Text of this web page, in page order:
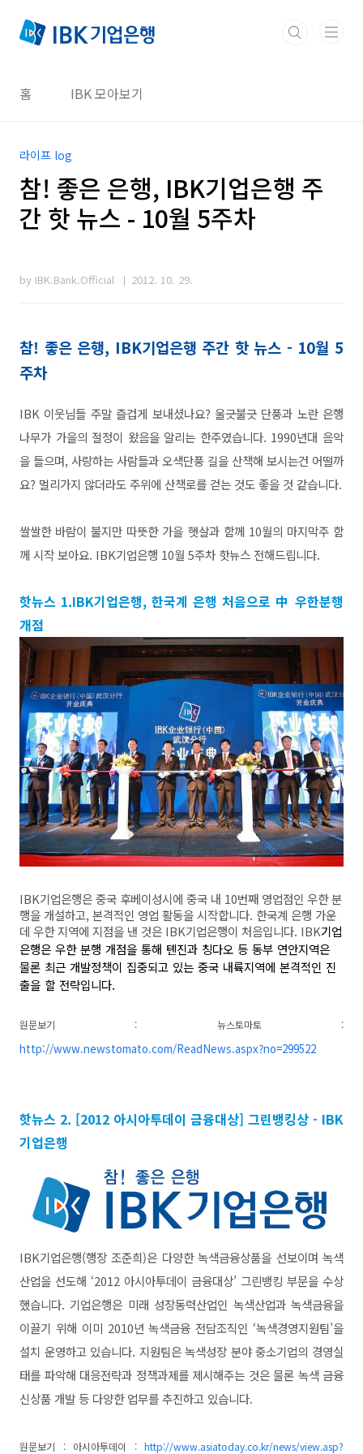
홈 IBK 모아보기
라이프 log
참! 좋은 은행, IBK기업은행 주
간 핫 뉴스 - 10월 5주차
by IBK.Bank.Official 2012. 10. 29.
참! 좋은 은행, IBK기업은행 주간 핫 뉴스 - 10월 5
주차
IBK 이웃님들 주말 즐겁게 보내셨나요? 울긋불긋 단풍과 노란 은행
나무가 가을의 절정이 왔음을 알리는 한주였습니다. 1990년대 음악
을 들으며, 사랑하는 사람들과 오색단풍 길을 산책해 보시는건 어떨까
요? 멀리가지 않더라도 주위에 산책로를 걷는 것도 좋을 것 같습니다.
쌀쌀한 바람이 불지만 따뜻한 가을 햇살과 함께 10월의 마지막주 함
께 시작 보아요. IBK기업은행 10월 5주차 핫뉴스 전해드립니다.
핫뉴스 1.IBK기업은행, 한국계 은행 처음으로 中 우한분행
개점
IBK기업은행은 중국 후베이성시에 중국 내 10번째 영업점인 우한 분
행을 개설하고, 본격적인 영업 활동을 시작합니다. 한국계 은행 가운
데 우한 지역에 지점을 낸 것은 IBK기업은행이 처음입니다. IBK기업
은행은 우한 분행 개점을 통해 톈진과 칭다오 등 동부 연안지역은
물론 최근 개발정책이 집중되고 있는 중국 내륙지역에 본격적인 진
출을 할 전략입니다.
원문보기 : 뉴스토마토 :
http://www.newstomato.com/ReadNews.aspx?no=299522
핫뉴스 2. [2012 아시아투데이 금융대상] 그린뱅킹상 - IBK
기업은행
IBK기업은행(행장 조준희)은 다양한 녹색금융상품을 선보이며 녹색
산업을 선도해 ‘2012 아시아투데이 금융대상’ 그린뱅킹 부문을 수상
했습니다. 기업은행은 미래 성장동력산업인 녹색산업과 녹색금융을
이끌기 위해 이미 2010년 녹색금융 전담조직인 ‘녹색경영지원팀’을
설치 운영하고 있습니다. 지원팀은 녹색성장 분야 중소기업의 경영실
태를 파악해 대응전략과 정책과제를 제시해주는 것은 물론 녹색 금융
신상품 개발 등 다양한 업무를 추진하고 있습니다.
원문보기 : 아시아투데이 : http://www.asiatoday.co.kr/news/view.asp?